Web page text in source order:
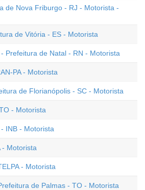
de Nova Friburgo - RJ - Motorista -
de Vitória - ES - Motorista
Prefeitura de Natal - RN - Motorista
PA - Motorista
de Florianópolis - SC - Motorista
- Motorista
INB - Motorista
- Motorista
- Motorista
de Palmas - TO - Motorista